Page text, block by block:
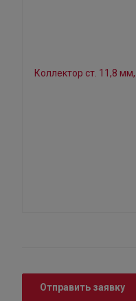
Отправить заявку